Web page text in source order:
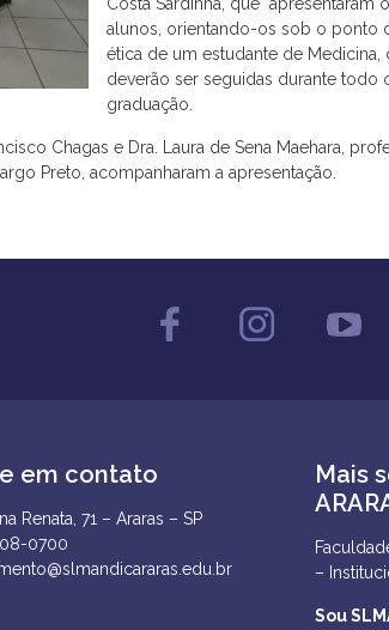
alunos, orientando-os sob o ponto
ética de um estudante de
deverão ser seguidas durante todo
graduação.
Chagas e Dra. Laura de Sena Maehara,
Preto, acompanharam a apresentação.
em contato
Renata, 71 – Araras – SP
0700
Mais
–
Sou